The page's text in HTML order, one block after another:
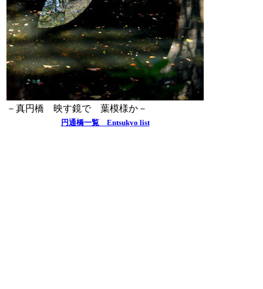
－真円橋 映す鏡で 葉模様か－
円通橋一覧 Entsukyo list